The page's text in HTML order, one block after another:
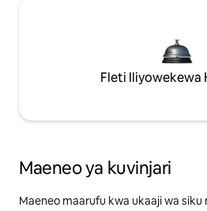
Fleti Iliyowekewa
Maeneo ya kuvinjari
Maeneo maarufu kwa ukaaji wa siku